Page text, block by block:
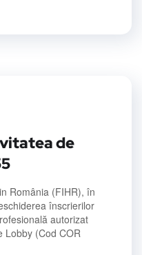
de
România (FIHR), în
înscrierilor
autorizat
Lobby (Cod COR